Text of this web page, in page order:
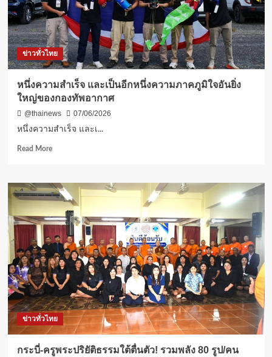
ข่าวทั่วไทย
หนึ่งความสำเร็จ และเป็นอีกหนึ่งความภาคภูมิใจอันยิ่ง
ใหญ่ของกองทัพอากาศ
@thainews
07/06/2026
หนึ่งความสำเร็จ และเ...
Read MoreRead
หนึ่ง
ความ
สำเร็จ
และ
เป็น
อีก
หนึ่ง
ความ
ภาค
ภูมิใจ
อัน
ยิ่ง
ใหญ่
ของกอง
อากาศ
ข่าวทั่วไทย
กระบี่-ครูพระปริยัติธรรมใต้ตื่นตัว! รวมพลัง 80 รูป/คน